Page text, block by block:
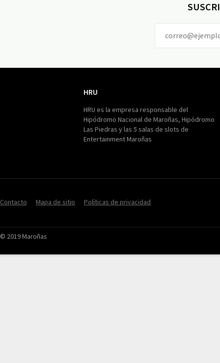
HRU
HRU es la empresa responsable del
Hipódromo Nacional de Maroñas, Hipódromo
Las Piedras y las 5 salas de slots de
Entertainment Maroñas
Contacto Mapa de sitio Políticas de privacidad
© 2019 Maroñas